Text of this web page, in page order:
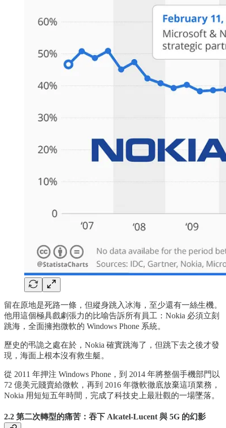
留在原地是死路一條，但縱身跳入冰海，至少還有一絲生機。
他用這個極具戲劇張力的比喻告訴所有員工：Nokia 必須立刻
跳海，全面擁抱微軟的 Windows Phone 系統。
歷史的弔詭之處在於，Nokia 確實跳海了，但跳下去之後才發
現，海面上根本沒有救生艇。
從 2011 年押注 Windows Phone，到 2014 年將整個手機部門以
72 億美元賤賣給微軟，再到 2016 年微軟徹底放棄這項業務，
Nokia 用短短五年時間，完成了科技史上最壯觀的一場墜落。
2.2 第二次轉型的痛苦：吞下 Alcatel-Lucent 與 5G 的幻影